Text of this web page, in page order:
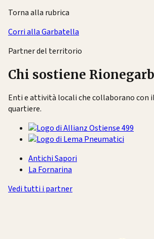
Torna alla rubrica
Corri alla Garbatella
Partner del territorio
Chi sostiene
Enti e attività locali che collaborano con
quartiere.
Antichi Sapori
La Fornarina
Vedi tutti i partner